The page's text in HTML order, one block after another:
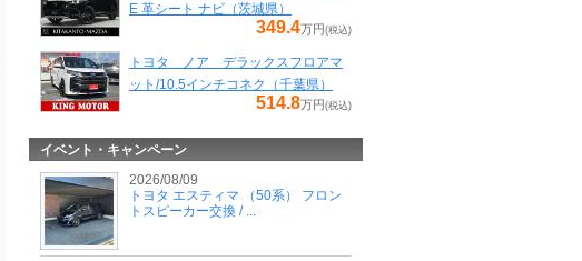
E 革シート ナビ（茨城県）
349.4万円(税込)
トヨタ ノア デラックスフロアマ
ット/10.5インチコネク（千葉県）
514.8万円(税込)
イベント・キャンペーン
2026/08/09
トヨタ エスティマ （50系） フロン
トスピーカー交換 / ...